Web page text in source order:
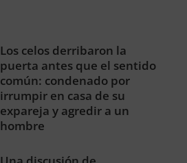
Los celos derribaron la
puerta antes que el sentido
común: condenado por
irrumpir en casa de su
expareja y agredir a un
hombre